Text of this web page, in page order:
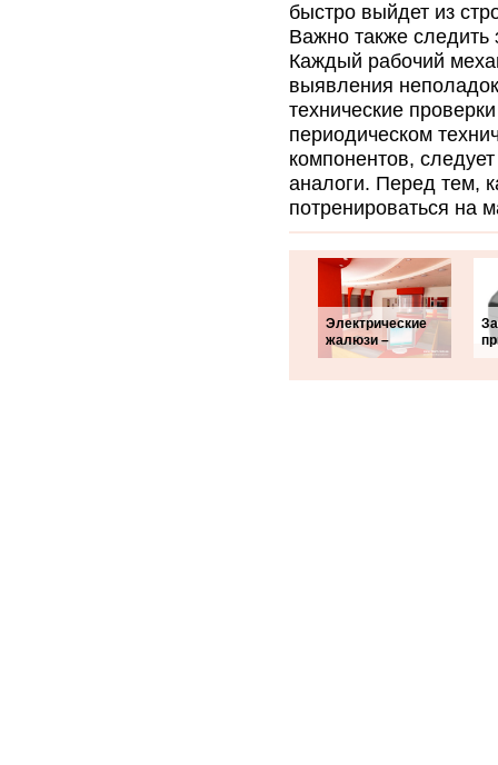
быстро выйдет из
Важно также следить
Каждый рабочий
выявления
технические
периодическом
компонентов,
аналоги. Перед тем,
потренироваться на
Электрические
жалюзи –